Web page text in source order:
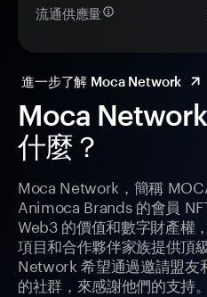
Moca
什麼？
Moca Network，簡稱
Animoca Brands 的會員
Web3 的價值和數字財產權
項目和合作夥伴家族提供頂
Network 希望通過邀請盟友
的社群，來感謝他們的支持。
流通供應量
進一步了解 Moca Network